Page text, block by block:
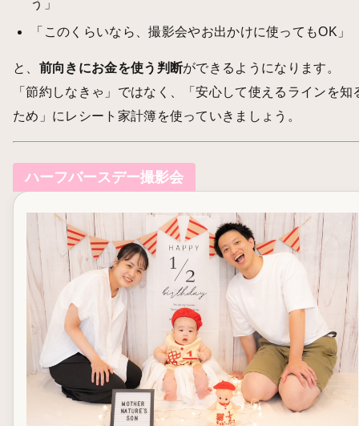
う」
「このくらいなら、撮影会やお出かけに使ってもOK」
と、 前向きにお金を使う判断ができるようになります。
「節約しなきゃ」ではなく、「安心して使えるラインを知
ため」にレシート家計簿を使っていきましょう。
ハーフバースデー撮影会